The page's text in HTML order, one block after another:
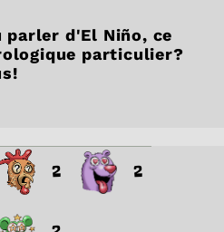
d'El Niño, ce
particulier?
2 2